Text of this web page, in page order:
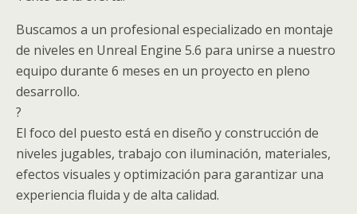
Buscamos a un profesional especializado en montaje
de niveles en Unreal Engine 5.6 para unirse a nuestro
equipo durante 6 meses en un proyecto en pleno
desarrollo.
?
El foco del puesto está en diseño y construcción de
niveles jugables, trabajo con iluminación, materiales,
efectos visuales y optimización para garantizar una
experiencia fluida y de alta calidad.